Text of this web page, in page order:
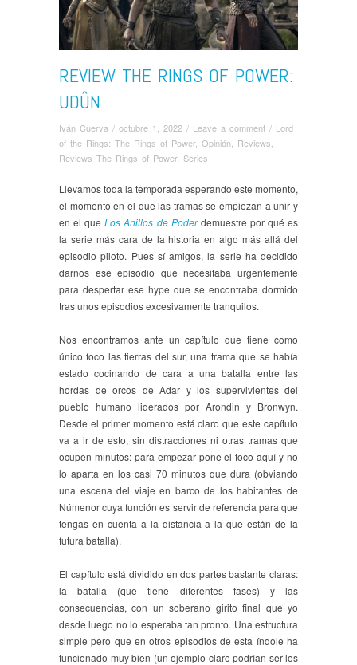
REVIEW THE RINGS OF POWER:
UDÛN
Iván Cuerva / octubre 1, 2022 / Leave a comment / Lord
of the Rings: The Rings of Power, Opinión Reviews
Reviews The Rings of Power, Series
Llevamos toda la temporada esperando este momento,
el momento en el que las tramas se empiezan a unir y
en el queLos Anillos de Poderdemuestre por qué es
la serie más cara de la historia en algo más allá del
episodio piloto. Pues sí amigos, la serie ha decidido
darnos ese episodio que necesitaba urgentemente
para despertar ese hype que se encontraba dormido
tras unos episodios excesivamente tranquilos.
Nos encontramos ante un capítulo que tiene como
único foco las tierras del sur, una trama que se había
estado cocinando de cara a una batalla entre las
hordas de orcos de Adar y los supervivientes del
pueblo humano liderados por Arondin y Bronwyn.
Desde el primer momento está claro que este capítulo
va a ir de esto, sin distracciones ni otras tramas que
ocupen minutos: para empezar pone el foco aquí y no
lo aparta en los casi 70 minutos que dura (obviando
una escena del viaje en barco de los habitantes de
Númenor cuya función es servir de referencia para que
tengas en cuenta a la distancia a la que están de la
futura batalla).
El capítulo está dividido en dos partes bastante claras:
la batalla (que tiene diferentes fases) y las
consecuencias, con un soberano girito final que yo
desde luego no lo esperaba tan pronto. Una estructura
simple pero que en otros episodios de esta índole ha
funcionado muy bien (un ejemplo claro podrían ser los